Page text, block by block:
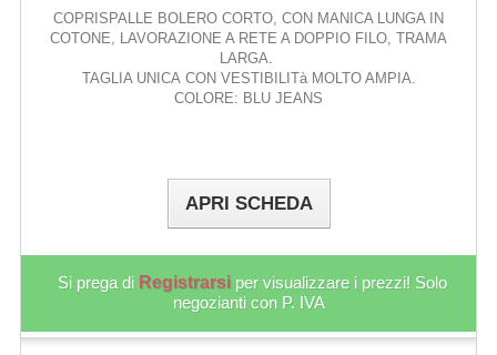
COPRISPALLE BOLERO CORTO, CON MANICA LUNGA IN
COTONE, LAVORAZIONE A RETE A DOPPIO FILO, TRAMA
LARGA.
TAGLIA UNICA CON VESTIBILITà MOLTO AMPIA.
COLORE: BLU JEANS
APRI SCHEDA
Si prega di Registrarsi per visualizzare i prezzi! Solo
negozianti con P. IVA